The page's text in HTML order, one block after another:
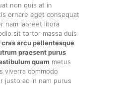
non quis at in
ornare eget consequat
nam laoreet litora
sit tortor massa duis
arcu pellentesque
praesent purus
quam metus
viverra commodo
justo ac in nam purus